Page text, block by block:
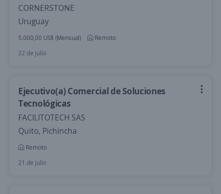
CORNERSTONE
Uruguay
5.000,00 US$ (Mensual)
Remoto
22 de julio
Ejecutivo(a) Comercial de Soluciones
Tecnológicas
FACILITOTECH SAS
Quito, Pichincha
Remoto
21 de julio